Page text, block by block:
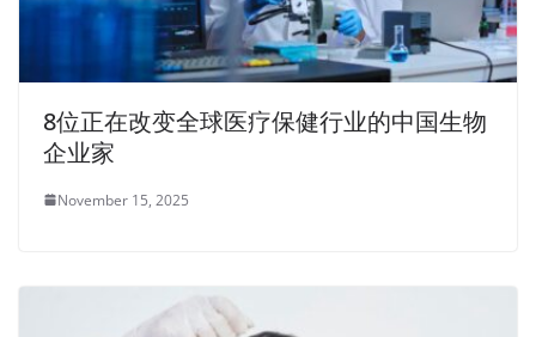
8位正在改变全球医疗保健行业的中国生物
企业家
November 15, 2025